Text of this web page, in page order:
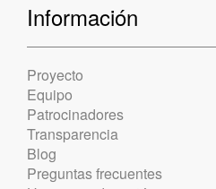
Información
Proyecto
Equipo
Patrocinadores
Transparencia
Blog
Preguntas frecuentes